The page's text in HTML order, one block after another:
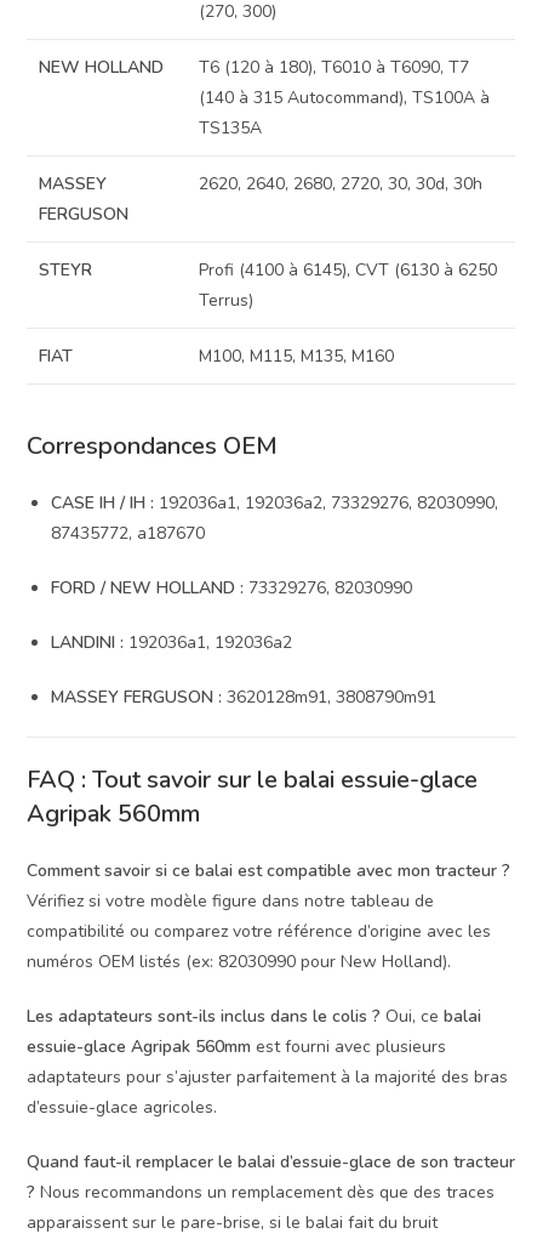
(270, 300)
NEW HOLLAND
T6 (120 à 180), T6010 à T6090, T7
(140 à 315 Autocommand), TS100A à
TS135A
MASSEY
FERGUSON
2620, 2640, 2680, 2720, 30, 30d, 30h
STEYR
Profi (4100 à 6145), CVT (6130 à 6250
Terrus)
FIAT M100, M115, M135, M160
Correspondances OEM
CASE IH / IH : 192036a1, 192036a2, 73329276, 82030990,
87435772, a187670
FORD / NEW HOLLAND : 73329276, 82030990
LANDINI : 192036a1, 192036a2
MASSEY FERGUSON : 3620128m91, 3808790m91
FAQ : Tout savoir sur le balai essuie-glace
Agripak 560mm
Comment savoir si ce balai est compatible avec mon tracteur ?
Vérifiez si votre modèle figure dans notre tableau de
compatibilité ou comparez votre référence d’origine avec les
numéros OEM listés (ex: 82030990 pour New Holland).
Les adaptateurs sont-ils inclus dans le colis ? Oui, cebalai
essuie-glace Agripak 560mm est fourni avec plusieurs
adaptateurs pour s’ajuster parfaitement à la majorité des bras
d’essuie-glace agricoles.
Quand faut-il remplacer le balai d’essuie-glace de son tracteur
? Nous recommandons un remplacement dès que des traces
apparaissent sur le pare-brise, si le balai fait du bruit